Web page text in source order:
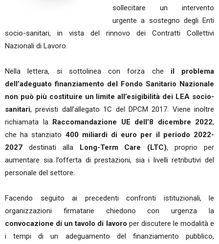
sollecitare un intervento
urgente a sostegno degli Enti
socio-sanitari, in vista del rinnovo dei Contratti Collettivi
Nazionali di Lavoro.
Nella lettera, si sottolinea con forza che il problema
dell’adeguato finanziamento del Fondo Sanitario Nazionale
non può più costituire un limite all’esigibilità dei LEA socio-
sanitari, previsti dall’allegato 1C del DPCM 2017. Viene inoltre
richiamata la Raccomandazione UE dell’8 dicembre 2022,
che ha stanziato 400 miliardi di euro per il periodo 2022-
2027 destinati alla Long-Term Care (LTC), proprio per
aumentare sia l’offerta di prestazioni, sia i livelli retributivi del
personale del settore.
Facendo seguito ai precedenti confronti istituzionali, le
organizzazioni firmatarie chiedono con urgenza la
convocazione di un tavolo di lavoro per discutere le modalità e
i tempi di un adeguamento del finanziamento pubblico,